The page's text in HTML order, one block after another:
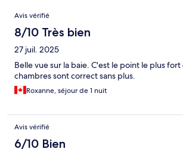
Avis
Avis vérifié
8/10 Très bien
27 juil. 2025
Belle vue sur la baie. C'est le point le plus
chambres sont correct sans plus.
Roxanne, séjour de 1 nuit
Avis vérifié
6/10 Bien